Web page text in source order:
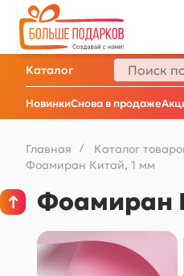
НовинкиСнова в продаже
Каталог
Главная / Каталог
Фоамиран Китай, 1 мм
Фоамиран